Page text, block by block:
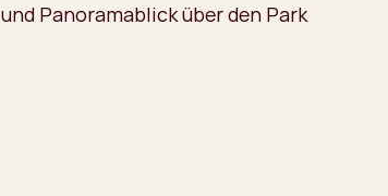
Panoramablick über den Park